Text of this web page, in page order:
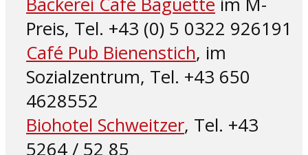
Preis, Tel. +43 (0) 5 0322 926191
Café Pub Bienenstich, im
Sozialzentrum, Tel. +43 650
4628552
Biohotel Schweitzer, Tel. +43
5264 / 52 85